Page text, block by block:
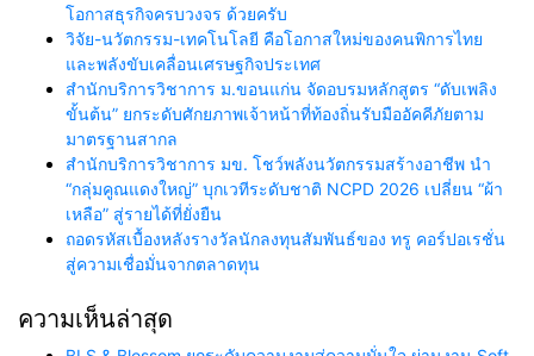
โอกาสธุรกิจครบวงจร ด้วยครับ
วิจัย-นวัตกรรม-เทคโนโลยี คือโอกาสใหม่ของคนพิการไทย
และพลังขับเคลื่อนเศรษฐกิจประเทศ
สำนักบริการวิชาการ ม.ขอนแก่น จัดอบรมหลักสูตร “ดับเพลิง
ขั้นต้น” ยกระดับศักยภาพเจ้าหน้าที่ท้องถิ่นรับมืออัคคีภัยตาม
มาตรฐานสากล
สำนักบริการวิชาการ มข. โชว์พลังนวัตกรรมสร้างอาชีพ นำ
“กลุ่มคูณแดงใหญ่” บุกเวทีระดับชาติ NCPD 2026 เปลี่ยน “ผ้า
เหลือ” สู่รายได้ที่ยั่งยืน
ถอดรหัสเบื้องหลังรางวัลนักลงทุนสัมพันธ์ของ ทรู คอร์ปอเรชั่น
สู่ความเชื่อมั่นจากตลาดทุน
ความเห็นล่าสุด